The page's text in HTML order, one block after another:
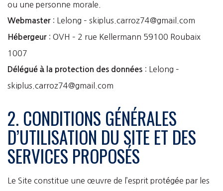
ou une personne morale.
Webmaster: Lelong – skiplus.carroz74@gmail.com
Hébergeur: OVH – 2 rue Kellermann 59100 Roubaix
1007
Délégué à la protection des données : Lelong –
skiplus.carroz74@gmail.com
2. CONDITIONS GÉNÉRALES
D’UTILISATION DU SITE ET DES
SERVICES PROPOSÉS
Le Site constitue une œuvre de l’esprit protégée par les